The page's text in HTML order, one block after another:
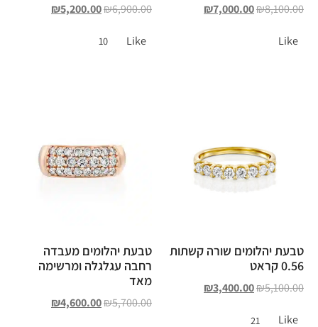
₪8,100.00
₪7,000.00
Like
₪6,900.00
₪5,200.00
Like
10
טבעת יהלומים שורה קשתות
0.56 קראט
₪5,100.00
₪3,400.00
Like
21
טבעת יהלומים מעבדה
רחבה עגלגלה ומרשימה
מאד
₪5,700.00
₪4,600.00